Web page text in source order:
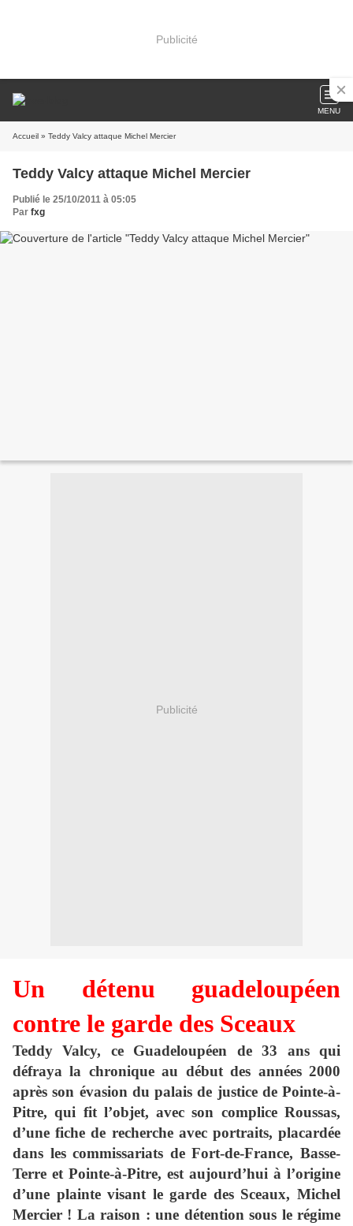
Publicité
MENU
Accueil » Teddy Valcy attaque Michel Mercier
Teddy Valcy attaque Michel Mercier
Publié le 25/10/2011 à 05:05
Par fxg
Publicité
Un détenu guadeloupéen
contre le garde des Sceaux
Teddy Valcy, ce Guadeloupéen de 33 ans qui
défraya la chronique au début des années 2000
après son évasion du palais de justice de Pointe-à-
Pitre, qui fit l’objet, avec son complice Roussas,
d’une fiche de recherche avec portraits, placardée
dans les commissariats de Fort-de-France, Basse-
Terre et Pointe-à-Pitre, est aujourd’hui à l’origine
d’une plainte visant le garde des Sceaux, Michel
Mercier ! La raison : une détention sous le régime